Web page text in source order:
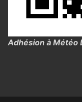
Adhésion à Météo